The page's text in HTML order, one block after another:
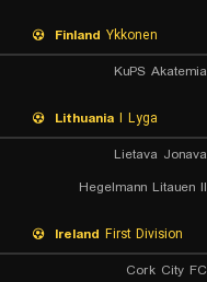
Finland Ykkonen
KuPS Akatemia
Lithuania I Lyga
Lietava Jonava
Hegelmann Litauen II
Ireland First Division
Cork City FC